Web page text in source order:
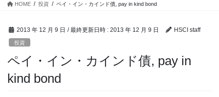
HOME 投資 ペイ・イン・カインド債, pay in kind bond
2013 年 12 月 9 日 / 最終更新日時 : 2013 年 12 月 9 日 HSCI staff
投資
ペイ・イン・カインド債, pay in
kind bond